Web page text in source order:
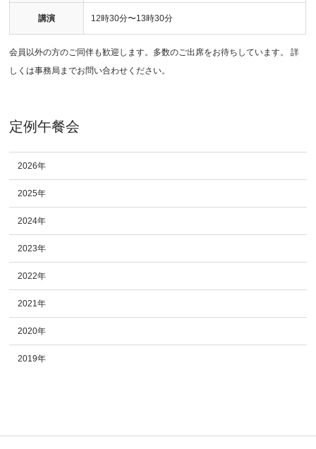
講演 12時30分〜13時30分
会員以外の方のご同伴も歓迎します。多数のご出席をお待ちしています。 詳
しくは事務局までお問い合わせください。
定例午餐会
2026年
2025年
2024年
2023年
2022年
2021年
2020年
2019年